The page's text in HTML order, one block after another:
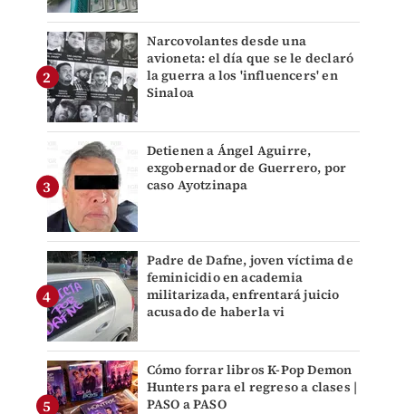
Narcovolantes desde una
avioneta: el día que se le declaró
la guerra a los 'influencers' en
Sinaloa
Detienen a Ángel Aguirre,
exgobernador de Guerrero, por
caso Ayotzinapa
Padre de Dafne, joven víctima de
feminicidio en academia
militarizada, enfrentará juicio
acusado de haberla vi
Cómo forrar libros K-Pop Demon
Hunters para el regreso a clases |
PASO a PASO